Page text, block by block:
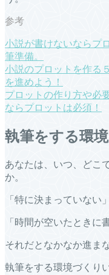
小説が書けないならプ
筆準備。
小説のプロットを作る
を進めよう！
プロットの作り方や必
ならプロットは必須！
執筆をする環
あなたは、いつ、どこ
か。
「特に決まっていない」
「時間が空いたときに
それだとなかなか進ま
執筆をする環境づくり